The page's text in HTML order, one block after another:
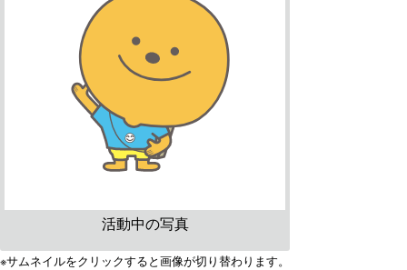
活動中の写真
※サムネイルをクリックすると画像が切り替わります。